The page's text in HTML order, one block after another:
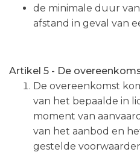
de minimale duur
afstand in geval van
Artikel 5 - De
De overeenkomst
van het bepaalde in
moment van
van het aanbod en
gestelde